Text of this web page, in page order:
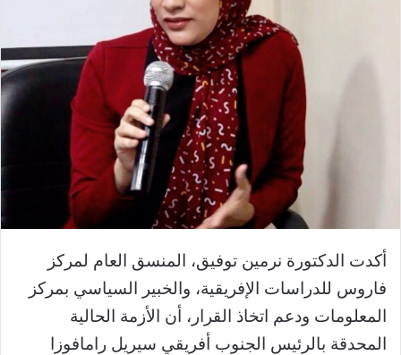
أكدت الدكتورة نرمين توفيق، المنسق العام لمركز
فاروس للدراسات الإفريقية، والخبير السياسي بمركز
المعلومات ودعم اتخاذ القرار، أن الأزمة الحالية
المحدقة بالرئيس الجنوب أفريقي سيريل رامافوزا